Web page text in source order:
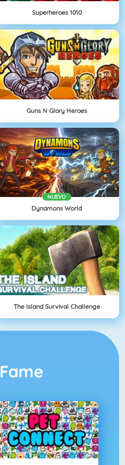
Superheroes 1010
Guns N Glory Heroes
NUEVO
Dynamons World
The Island Survival Challenge
Fame